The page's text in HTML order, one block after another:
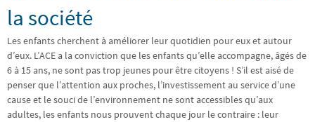
la société
Les enfants cherchent à améliorer leur quotidien pour eux et autour
d’eux. L’ACE a la conviction que les enfants qu’elle accompagne, âgés de
6 à 15 ans, ne sont pas trop jeunes pour être citoyens ! S’il est aisé de
penser que l’attention aux proches, l’investissement au service d’une
cause et le souci de l’environnement ne sont accessibles qu’aux
adultes, les enfants nous prouvent chaque jour le contraire : leur